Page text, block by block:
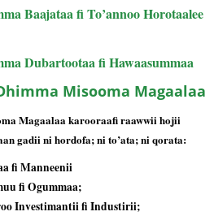
Baajataa fi To’annoo Horotaalee
Dubartootaa fi Hawaasummaa
Misooma Magaalaa
Magaalaa karooraafi raawwii hojii
gadii ni hordofa; ni to’ata; ni qorata:
fi Manneenii
fi Ogummaa;
Investimantii fi Industirii;